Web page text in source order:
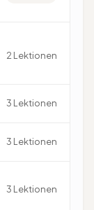
2 Lektionen
3 Lektionen
3 Lektionen
3 Lektionen